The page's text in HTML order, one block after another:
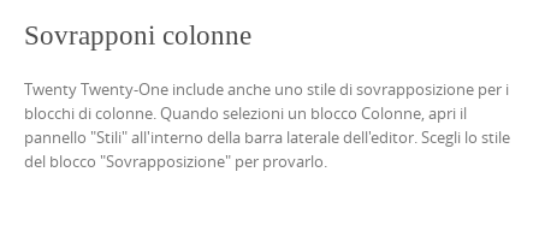
Sovrapponi colonne
Twenty Twenty-One include anche uno stile di sovrapposizione per i
blocchi di colonne. Quando selezioni un blocco Colonne, apri il
pannello "Stili" all'interno della barra laterale dell'editor. Scegli lo stile
del blocco "Sovrapposizione" per provarlo.